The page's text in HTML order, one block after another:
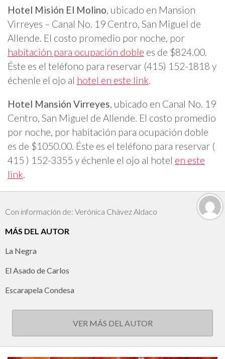
Hotel Misión El Molino, ubicado en Mansion
Virreyes – Canal No. 19 Centro, San Miguel de
Allende. El costo promedio por noche, por
habitación para ocupación doble es de $824.00.
Éste es el teléfono para reservar (415) 152-1818 y
échenle el ojo al hotel en este link.
Hotel Mansión Virreyes, ubicado en Canal No. 19
Centro, San Miguel de Allende. El costo promedio
por noche, por habitación para ocupación doble
es de $1050.00. Éste es el teléfono para reservar (
415 ) 152-3355 y échenle el ojo al hotel en este
link.
Con información de: Verónica Chávez Aldaco
MÁS DEL AUTOR
La Negra
El Asado de Carlos
Escarapela Condesa
VER MÁS DEL AUTOR